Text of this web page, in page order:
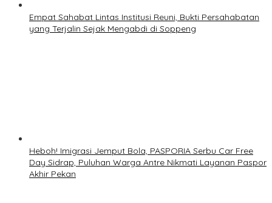
Empat Sahabat Lintas Institusi Reuni, Bukti Persahabatan
yang Terjalin Sejak Mengabdi di Soppeng
Heboh! Imigrasi Jemput Bola, PASPORIA Serbu Car Free
Day Sidrap, Puluhan Warga Antre Nikmati Layanan Paspor
Akhir Pekan